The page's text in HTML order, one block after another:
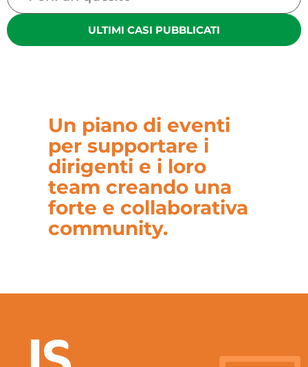
ULTIMI CASI PUBBLICATI
Un piano di eventi
per supportare i
dirigenti e i loro
team creando una
forte e collaborativa
community.